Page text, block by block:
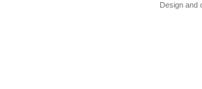
Design and